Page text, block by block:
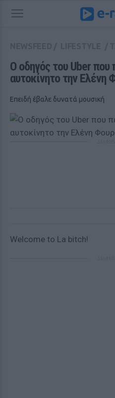
Ο οδηγός του Uber
αυτοκίνητο την Ελένη
Επειδή έβαλε δυνατά μουσική
Welcome to La bitch!